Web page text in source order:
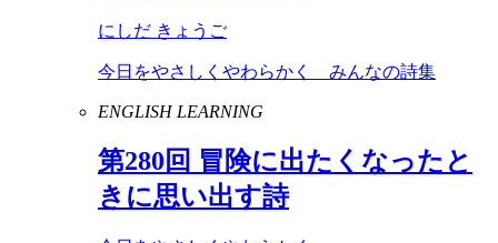
にしだ きょうご
今日をやさしくやわらかく みんなの詩集
ENGLISH LEARNING
第280回 冒険に出たくなったと
きに思い出す詩